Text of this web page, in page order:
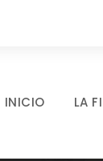
INICIO LA